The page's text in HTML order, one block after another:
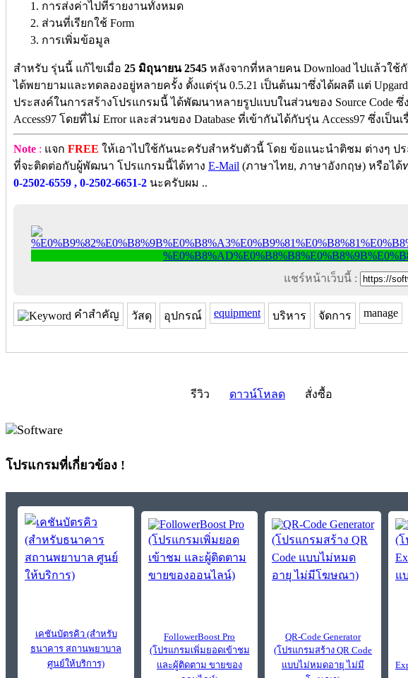
การส่งค่าไปที่รายงานทั้งหมด
ส่วนที่เรียกใช้ Form
การเพิ่มข้อมูล
สำหรับ รุ่นนี้ แก้ไขเมื่อ 25 มิถุนายน 2545 หลังจากที่หลายคน Download ไปแล้วใช้กั
ได้พยายามและทดลองอยู่หลายครั้ง ตั้งแต่รุ่น 0.5.21 เป็นต้นมาซึ่งได้ผลดี แต่
ประสงค์ในการสร้างโปรแกรมนี้ ได้พัฒนาหลายรูปแบบในส่วนของ Source Code ซึ่
Access97 โดยที่ไม่ Error และส่วนของ Database ที่เข้ากันได้กับรุ่น Access97 ซึ่งเป็น
Note : แจก FREE ให้เอาไปใช้กันนะครับสำหรับตัวนี้ โดย ข้อแนะนำติชม ต่างๆ ป
ที่จะติดต่อกับผู้พัฒนา โปรแกรมนี้ได้ทาง E-Mail (ภาษาไทย, ภาษาอังกฤษ) หรือได้
0-2502-6559 , 0-2502-6651-2 นะครับผม ..
แชร์หน้าเว็บนี้ :
คำสำคัญ วัสดุ อุปกรณ์ equipment บริหาร จัดการ manage
รีวิว ดาวน์โหลด สั่งซื้อ
โปรแกรมที่เกี่ยวข้อง !
เคชันบัตรคิว (สำหรับ
ธนาคาร สถานพยาบาล
ศูนย์ให้บริการ)
FollowerBoost Pro
(โปรแกรมเพิ่มยอดเข้าชม
และผู้ติดตาม ขายของ
QR-Code Generator
(โปรแกรมสร้าง QR Code
แบบไม่หมดอายุ ไม่มี